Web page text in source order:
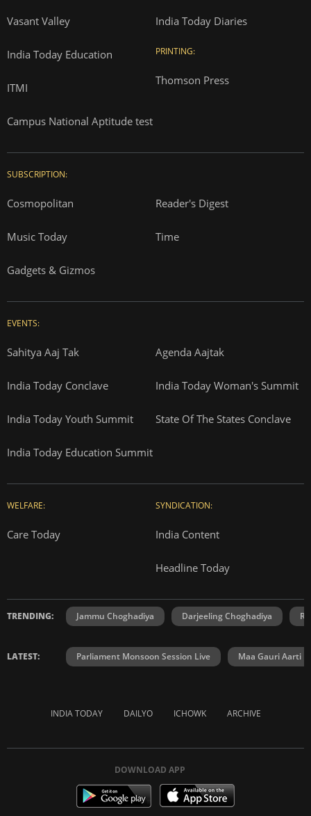
Vasant Valley
India Today Education
ITMI
Campus National Aptitude test
India Today Diaries
PRINTING:
Thomson Press
SUBSCRIPTION:
Cosmopolitan Reader's Digest
Music Today Time
Gadgets & Gizmos
EVENTS:
Sahitya Aaj Tak Agenda Aajtak
India Today Conclave India Today Woman's Summit
India Today Youth Summit State Of The States Conclave
India Today Education Summit
WELFARE:
Care Today
SYNDICATION:
India Content
Headline Today
TRENDING: Jammu Choghadiya Darjeeling Choghadiya
LATEST: Parliament Monsoon Session Live Maa Gauri Aarti
INDIA TODAY DAILYO ICHOWK ARCHIVE
DOWNLOAD APP